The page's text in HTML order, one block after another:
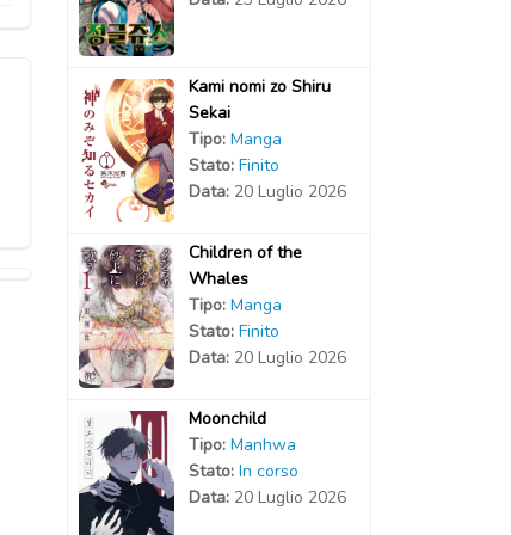
Kami nomi zo Shiru
Sekai
Tipo: Manga
Stato: Finito
Data: 20 Luglio 2026
Children of the
Whales
Tipo: Manga
Stato: Finito
Data: 20 Luglio 2026
Moonchild
Tipo: Manhwa
Stato: In corso
Data: 20 Luglio 2026